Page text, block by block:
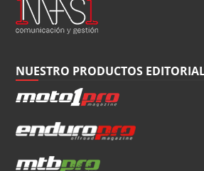
NUESTRO PRODUCTOS